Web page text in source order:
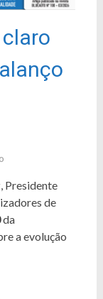
Presidente
de
da
a evolução